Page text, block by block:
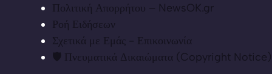
Πολιτική Απορρήτου – NewsOK.gr
Ροή Ειδήσεων
Σχετικά με Εμάς - Επικοινωνία
🛡️ Πνευματικά Δικαιώματα (Copyright Notice)